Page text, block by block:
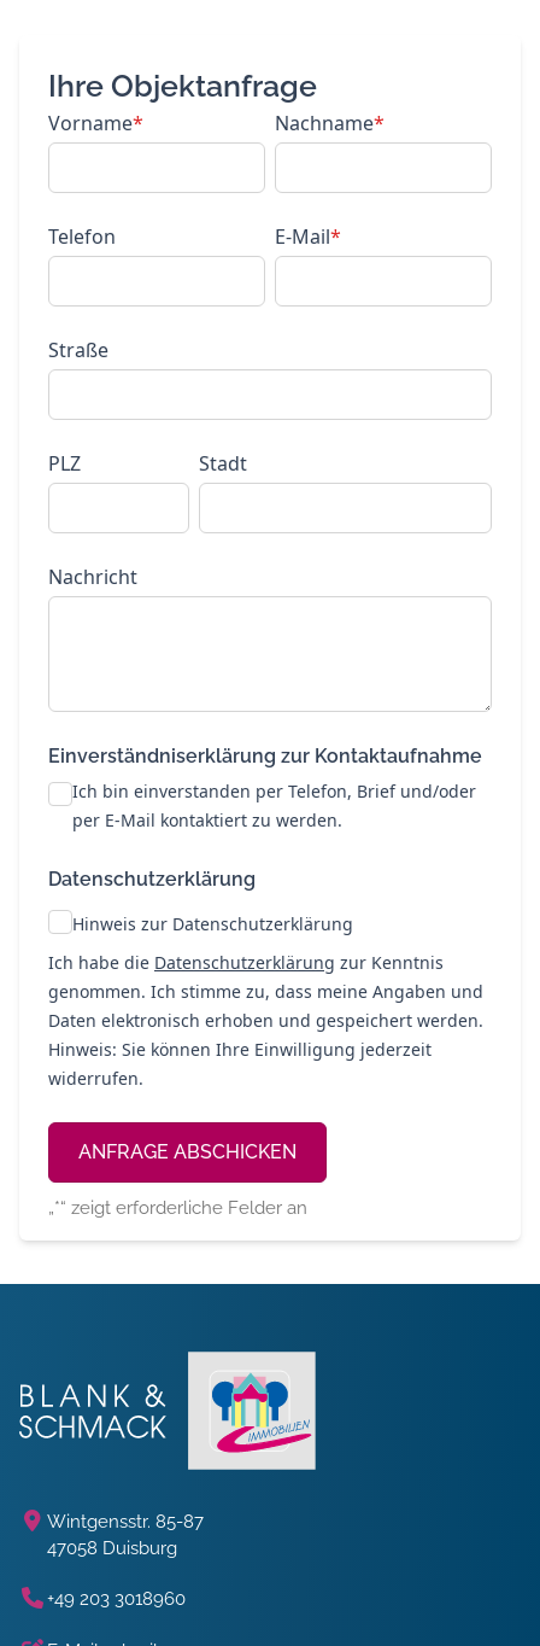
Ihre Objektanfrage
„*“ zeigt erforderliche Felder an
Vorname* Nachname*
Telefon E-Mail*
Straße
PLZ Stadt
Nachricht
Einverständniserklärung zur Kontaktaufnahme
Ich bin einverstanden per Telefon, Brief und/oder
per E-Mail kontaktiert zu werden.
Datenschutzerklärung
Hinweis zur Datenschutzerklärung
Ich habe die Datenschutzerklärung zur Kenntnis
genommen. Ich stimme zu, dass meine Angaben und
Daten elektronisch erhoben und gespeichert werden.
Hinweis: Sie können Ihre Einwilligung jederzeit
widerrufen.
Alternative:
Wintgensstr. 85-87
47058 Duisburg
+49 203 3018960